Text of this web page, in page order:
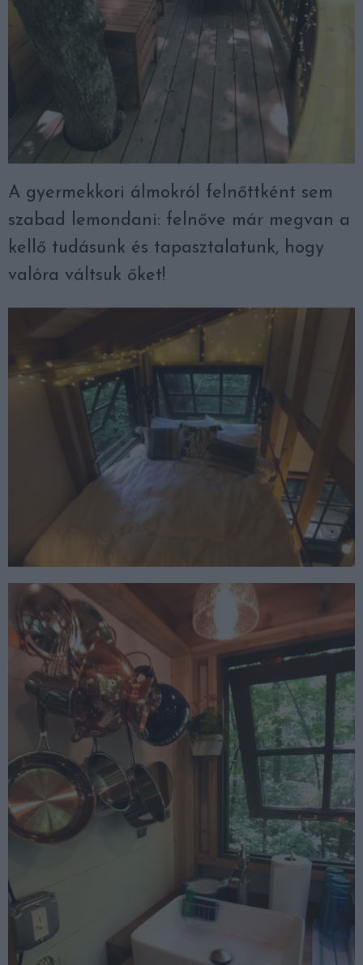
A gyermekkori álmokról felnőttként sem
szabad lemondani: felnőve már megvan a
kellő tudásunk és tapasztalatunk, hogy
valóra váltsuk őket!